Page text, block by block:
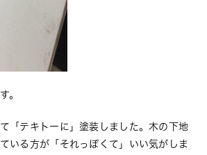
。
「テキトーに」塗装しました。木の下地
いる方が「それっぽくて」いい気がしま